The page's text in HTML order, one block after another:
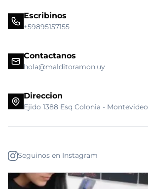
Escribinos
+59895157155
Contactanos
hola@malditoramon.uy
Direccion
Ejido 1388 Esq Colonia - Montevideo
Seguinos en Instagram